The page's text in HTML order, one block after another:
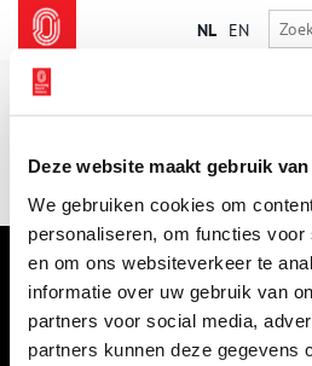
Deze website maakt gebruik
We gebruiken cookies om
personaliseren, om functies voor
en om ons websiteverkeer te
informatie over uw gebruik van
partners voor social media,
partners kunnen deze gegevens
NL EN
VERHALEN
NIEUWS